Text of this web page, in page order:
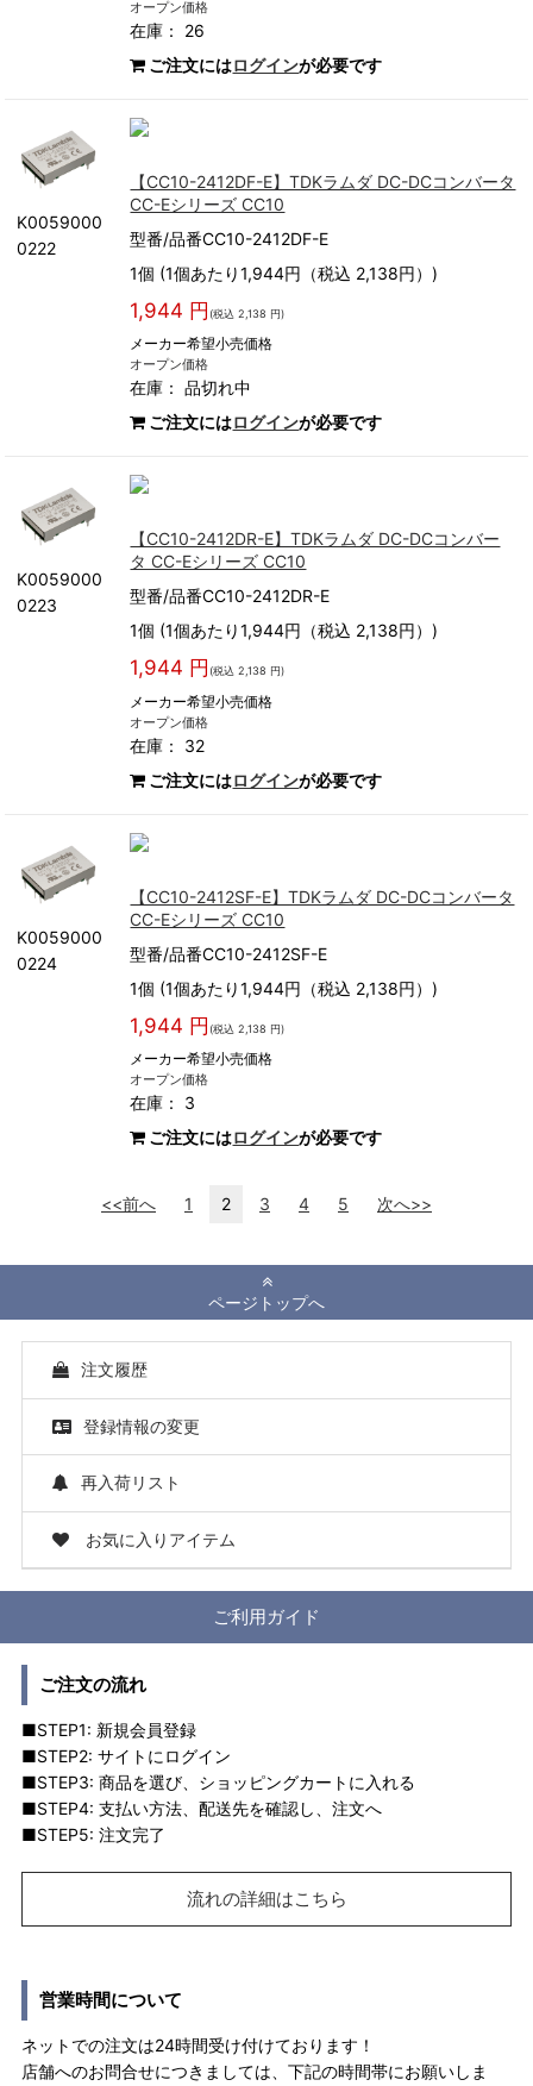
オープン価格
在庫： 26
ご注文にはログインが必要です
K0059000
0222
【CC10-2412DF-E】TDKラムダ DC-DCコンバータ
CC-Eシリーズ CC10
型番/品番CC10-2412DF-E
1個 (1個あたり1,944円（税込 2,138円）)
1,944 円 (税込 2,138 円)
メーカー希望小売価格
オープン価格
在庫：品切れ中
ご注文にはログインが必要です
K0059000
0223
【CC10-2412DR-E】TDKラムダ DC-DCコンバー
タ CC-Eシリーズ CC10
型番/品番CC10-2412DR-E
1個 (1個あたり1,944円（税込 2,138円）)
1,944 円 (税込 2,138 円)
メーカー希望小売価格
オープン価格
在庫： 32
ご注文にはログインが必要です
K0059000
0224
【CC10-2412SF-E】TDKラムダ DC-DCコンバータ
CC-Eシリーズ CC10
型番/品番CC10-2412SF-E
1個 (1個あたり1,944円（税込 2,138円）)
1,944 円 (税込 2,138 円)
メーカー希望小売価格
オープン価格
在庫： 3
ご注文にはログインが必要です
<<前へ 1 2 3 4 5 次へ>>
ページトップへ
注文履歴
登録情報の変更
再入荷リスト
お気に入りアイテム
ご利用ガイド
ご注文の流れ
■STEP1: 新規会員登録
■STEP2: サイトにログイン
■STEP3: 商品を選び、ショッピングカートに入れる
■STEP4: 支払い方法、配送先を確認し、注文へ
■STEP5: 注文完了
流れの詳細はこちら
営業時間について
ネットでの注文は24時間受け付けております！
店舗へのお問合せにつきましては、下記の時間帯にお願いしま